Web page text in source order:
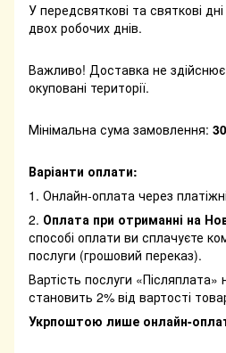
У передсвяткові та святкові
двох робочих днів.
Важливо! Доставка не
окуповані території.
Мінімальна сума замовлення:
Варіанти оплати:
1. Онлайн-оплата через
2. Оплата при отриманні на
способі оплати ви сплачуєте
послуги (грошовий переказ).
Вартість послуги «Післяплата»
становить 2% від вартості
Укрпоштою лише онлайн-